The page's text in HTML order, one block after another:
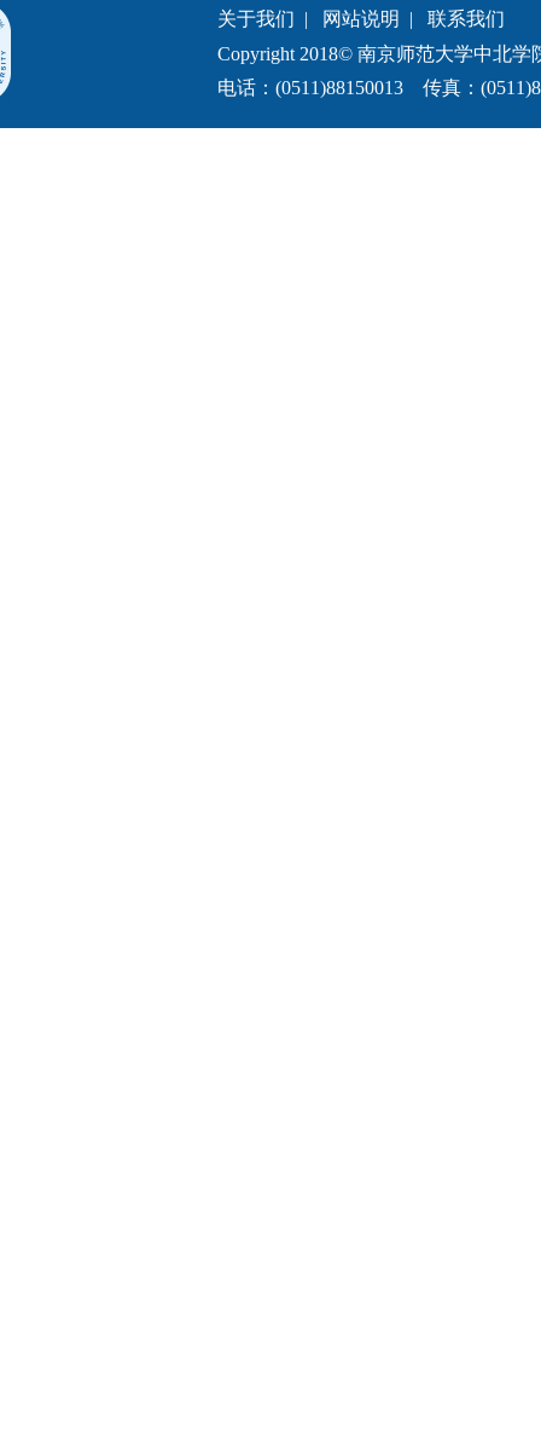
关于我们 | 网站说明 | 联系我们
Copyright 2018© 南京师范大学中北学
电话：(0511)88150013 传真：